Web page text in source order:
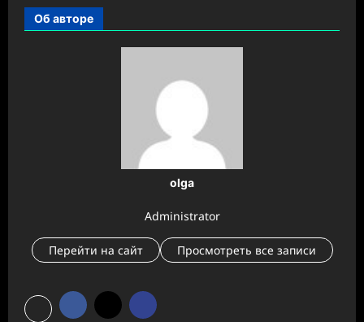
Об авторе
olga
Administrator
Перейти на сайт Просмотреть все записи